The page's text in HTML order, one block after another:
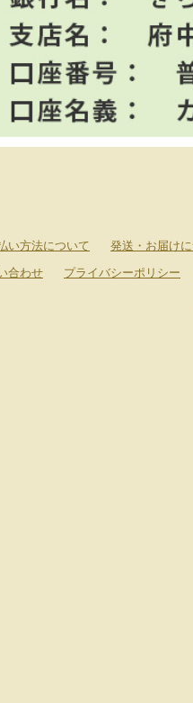
い方法について 発送・お届け
合わせ プライバシーポリシー